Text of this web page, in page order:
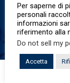
Per saperne di
personali
informazioni
riferimento alla
Do not sell my
Accetta